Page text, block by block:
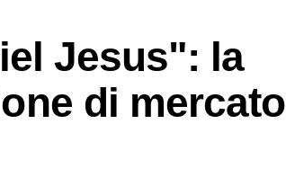
Jesus": la
di mercato